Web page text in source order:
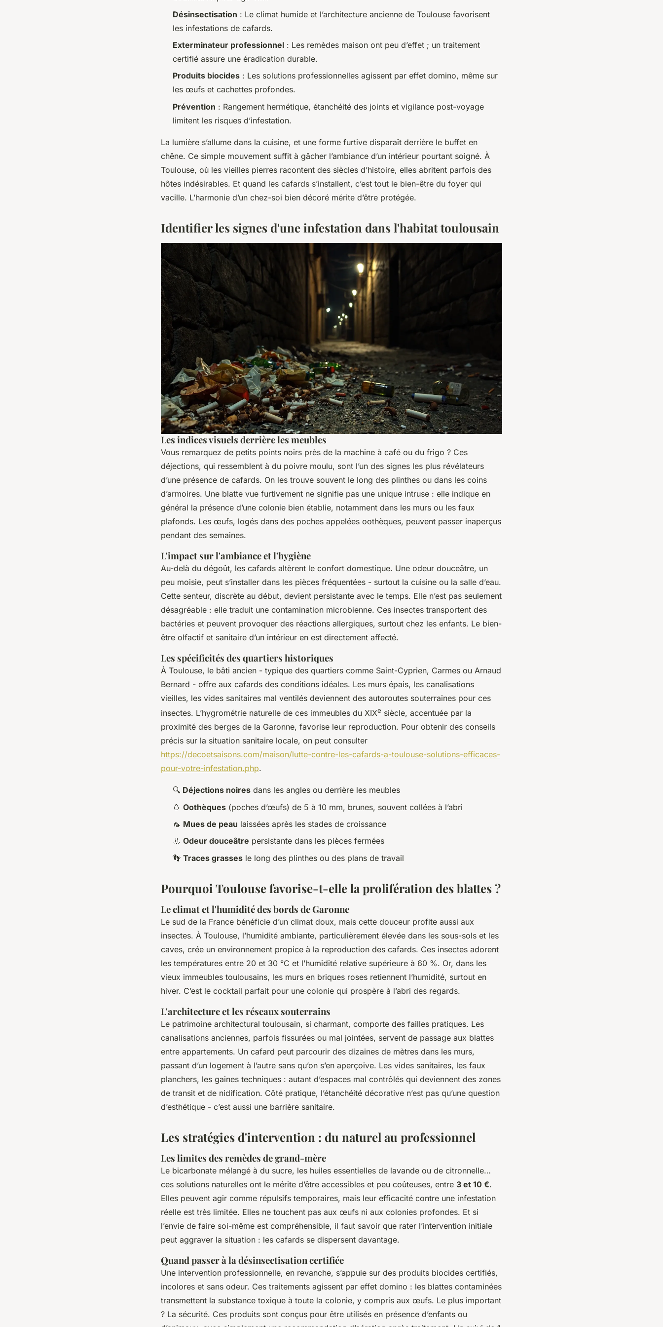
Désinsectisation : Le climat humide et l’architecture ancienne de Toulouse favorisent
les infestations de cafards.
Exterminateur professionnel : Les remèdes maison ont peu d’effet ; un traitement
certifié assure une éradication durable.
Produits biocides : Les solutions professionnelles agissent par effet domino, même sur
les œufs et cachettes profondes.
Prévention : Rangement hermétique, étanchéité des joints et vigilance post-voyage
limitent les risques d’infestation.
La lumière s’allume dans la cuisine, et une forme furtive disparaît derrière le buffet en
chêne. Ce simple mouvement suffit à gâcher l’ambiance d’un intérieur pourtant soigné. À
Toulouse, où les vieilles pierres racontent des siècles d’histoire, elles abritent parfois des
hôtes indésirables. Et quand les cafards s’installent, c’est tout le bien-être du foyer qui
vacille. L’harmonie d’un chez-soi bien décoré mérite d’être protégée.
Identifier les signes d'une infestation dans l'habitat toulousain
Les indices visuels derrière les meubles
Vous remarquez de petits points noirs près de la machine à café ou du frigo ? Ces
déjections, qui ressemblent à du poivre moulu, sont l’un des signes les plus révélateurs
d’une présence de cafards. On les trouve souvent le long des plinthes ou dans les coins
d’armoires. Une blatte vue furtivement ne signifie pas une unique intruse : elle indique en
général la présence d’une colonie bien établie, notamment dans les murs ou les faux
plafonds. Les œufs, logés dans des poches appelées oothèques, peuvent passer inaperçus
pendant des semaines.
L'impact sur l'ambiance et l'hygiène
Au-delà du dégoût, les cafards altèrent le confort domestique. Une odeur douceâtre, un
peu moisie, peut s’installer dans les pièces fréquentées - surtout la cuisine ou la salle d’eau.
Cette senteur, discrète au début, devient persistante avec le temps. Elle n’est pas seulement
désagréable : elle traduit une contamination microbienne. Ces insectes transportent des
bactéries et peuvent provoquer des réactions allergiques, surtout chez les enfants. Le bien-
être olfactif et sanitaire d’un intérieur en est directement affecté.
Les spécificités des quartiers historiques
À Toulouse, le bâti ancien - typique des quartiers comme Saint-Cyprien, Carmes ou Arnaud
Bernard - offre aux cafards des conditions idéales. Les murs épais, les canalisations
vieilles, les vides sanitaires mal ventilés deviennent des autoroutes souterraines pour ces
insectes. L’hygrométrie naturelle de ces immeubles du XIXe siècle, accentuée par la
proximité des berges de la Garonne, favorise leur reproduction. Pour obtenir des conseils
précis sur la situation sanitaire locale, on peut consulter
https://decoetsaisons.com/maison/lutte-contre-les-cafards-a-toulouse-solutions-efficaces-
pour-votre-infestation.php.
🔍 Déjections noires dans les angles ou derrière les meubles
🥚 Oothèques (poches d’œufs) de 5 à 10 mm, brunes, souvent collées à l’abri
🦟 Mues de peau laissées après les stades de croissance
👃 Odeur douceâtre persistante dans les pièces fermées
👣 Traces grasses le long des plinthes ou des plans de travail
Pourquoi Toulouse favorise-t-elle la prolifération des blattes ?
Le climat et l'humidité des bords de Garonne
Le sud de la France bénéficie d’un climat doux, mais cette douceur profite aussi aux
insectes. À Toulouse, l’humidité ambiante, particulièrement élevée dans les sous-sols et les
caves, crée un environnement propice à la reproduction des cafards. Ces insectes adorent
les températures entre 20 et 30 °C et l’humidité relative supérieure à 60 %. Or, dans les
vieux immeubles toulousains, les murs en briques roses retiennent l’humidité, surtout en
hiver. C’est le cocktail parfait pour une colonie qui prospère à l’abri des regards.
L'architecture et les réseaux souterrains
Le patrimoine architectural toulousain, si charmant, comporte des failles pratiques. Les
canalisations anciennes, parfois fissurées ou mal jointées, servent de passage aux blattes
entre appartements. Un cafard peut parcourir des dizaines de mètres dans les murs,
passant d’un logement à l’autre sans qu’on s’en aperçoive. Les vides sanitaires, les faux
planchers, les gaines techniques : autant d’espaces mal contrôlés qui deviennent des zones
de transit et de nidification. Côté pratique, l’étanchéité décorative n’est pas qu’une question
d’esthétique - c’est aussi une barrière sanitaire.
Les stratégies d'intervention : du naturel au professionnel
Les limites des remèdes de grand-mère
Le bicarbonate mélangé à du sucre, les huiles essentielles de lavande ou de citronnelle…
ces solutions naturelles ont le mérite d’être accessibles et peu coûteuses, entre 3 et 10 €.
Elles peuvent agir comme répulsifs temporaires, mais leur efficacité contre une infestation
réelle est très limitée. Elles ne touchent pas aux œufs ni aux colonies profondes. Et si
l’envie de faire soi-même est compréhensible, il faut savoir que rater l’intervention initiale
peut aggraver la situation : les cafards se dispersent davantage.
Quand passer à la désinsectisation certifiée
Une intervention professionnelle, en revanche, s’appuie sur des produits biocides certifiés,
incolores et sans odeur. Ces traitements agissent par effet domino : les blattes contaminées
transmettent la substance toxique à toute la colonie, y compris aux œufs. Le plus important
? La sécurité. Ces produits sont conçus pour être utilisés en présence d’enfants ou